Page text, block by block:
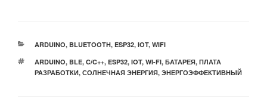
РУБРИКИ
ARDUINO, BLUETOOTH, ESP32, IOT, WIFI
МЕТКИ
ARDUINO, BLE, C/C++, ESP32, IOT, WI-FI, БАТАРЕЯ, ПЛАТА
РАЗРАБОТКИ, СОЛНЕЧНАЯ ЭНЕРГИЯ, ЭНЕРГОЭФФЕКТИВНЫЙ